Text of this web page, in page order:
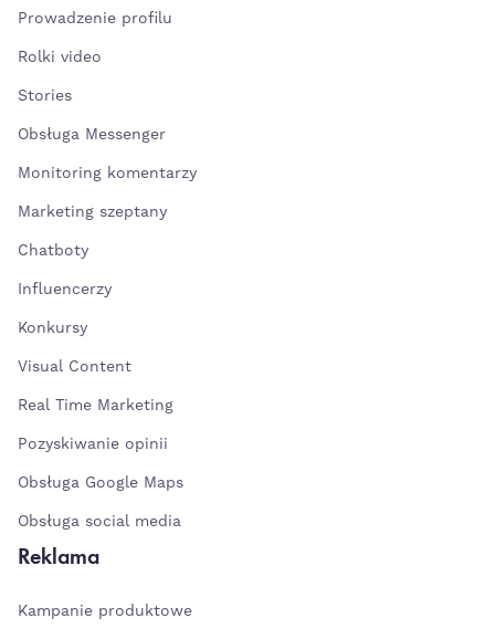
Prowadzenie profilu
Rolki video
Stories
Obsługa Messenger
Monitoring komentarzy
Marketing szeptany
Chatboty
Influencerzy
Konkursy
Visual Content
Real Time Marketing
Pozyskiwanie opinii
Obsługa Google Maps
Obsługa social media
Reklama
Kampanie produktowe